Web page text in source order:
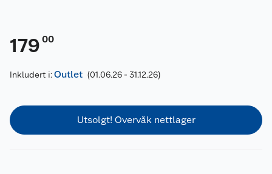
179 00
Inkludert i:Outlet (01.06.26 - 31.12.26)
Utsolgt! Overvåk nettlager